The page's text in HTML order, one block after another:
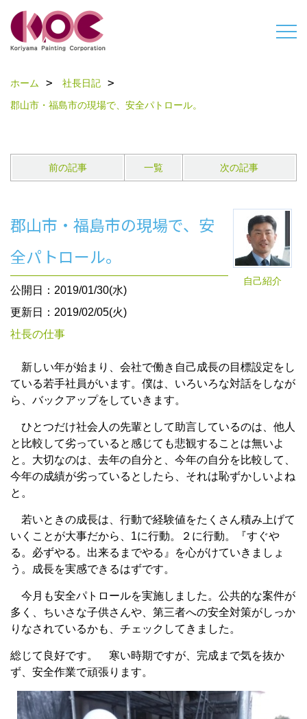
ホーム
社長日記
郡山市・福島市の現場で、安全パトロール。
前の記事 一覧 次の記事
自己紹介
郡山市・福島市の現場で、安
全パトロール。
公開日：2019/01/30(水)
更新日：2019/02/05(火)
社長の仕事
新しい年が始まり、会社で働き自己成長の目標設定をし
ている若手社員がいます。僕は、いろいろな対話をしなが
ら、バックアップをしていきます。
ひとつだけ社会人の先輩として助言しているのは、他人
と比較して劣っていると感じても悲観することは無いよ
と。大切なのは、去年の自分と、今年の自分を比較して、
今年の成績が劣っているとしたら、それは恥ずかしいよね
と。
若いときの成長は、行動で経験値をたくさん積み上げて
いくことが大事だから、1に行動。２に行動。『すぐや
る。必ずやる。出来るまでやる』を心がけていきましょ
う。成長を実感できるはずです。
今月も安全パトロールを実施しました。公共的な案件が
多く、ちいさな子供さんや、第三者への安全対策がしっか
りなされているかも、チェックしてきました。
総じて良好です。 寒い時期ですが、完成まで気を抜か
ず、安全作業で頑張ります。